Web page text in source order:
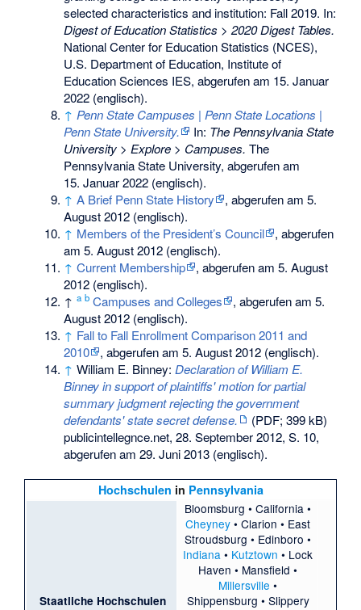
selected characteristics and institution: Fall 2019. In:
Digest of Education Statistics > 2020 Digest Tables.
National Center for Education Statistics (NCES),
U.S. Department of Education, Institute of
Education Sciences IES, abgerufen am 15. Januar
2022 (englisch).
↑ Penn State Campuses | Penn State Locations |
Penn State University.
In: The Pennsylvania State
University > Explore > Campuses. The
Pennsylvania State University, abgerufen am
15. Januar 2022 (englisch).
↑ A Brief Penn State History
, abgerufen am 5.
August 2012 (englisch).
↑ Members of the President’s Council
, abgerufen
am 5. August 2012 (englisch).
↑ Current Membership
, abgerufen am 5. August
2012 (englisch).
↑a b Campuses and Colleges
, abgerufen am 5.
August 2012 (englisch).
↑ Fall to Fall Enrollment Comparison 2011 and
2010
, abgerufen am 5. August 2012 (englisch).
↑ William E. Binney: Declaration of William E.
Binney in support of plaintiffs' motion for partial
summary judgment rejecting the government
defendants' state secret defense.
(PDF; 399 kB)
publicintellegnce.net, 28. September 2012,S. 10,
abgerufen am 29. Juni 2013 (englisch).
Hochschulen in Pennsylvania
Staatliche Hochschulen
Bloomsburg •California •
Cheyney •Clarion • East
Stroudsburg • Edinboro •
Indiana • Kutztown • Lock
Haven • Mansfield •
Millersville •
Shippensburg • Slippery